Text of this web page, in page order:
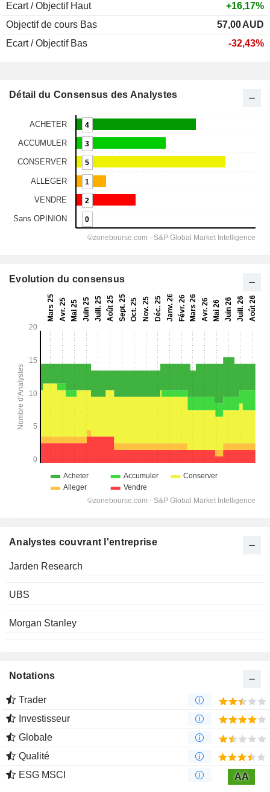
Ecart / Objectif Haut
+16,17%
Objectif de cours Bas
57,00AUD
Ecart / Objectif Bas
-32,43%
Détail du Consensus des Analystes
Evolution du consensus
Analystes couvrant l'entreprise
Jarden Research
UBS
Morgan Stanley
Notations
Trader
Investisseur
Globale
Qualité
ESG MSCI
AA